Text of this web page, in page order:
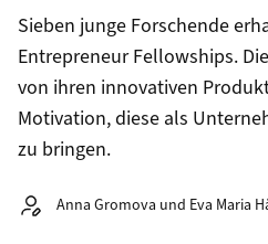
Sieben junge Forschende
Entrepreneur Fellowships.
von ihren innovativen
Motivation, diese als
zu bringen.
Autor:
Anna Gromova und Eva Maria